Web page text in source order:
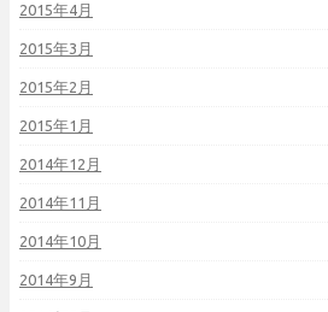
2015年4月
2015年3月
2015年2月
2015年1月
2014年12月
2014年11月
2014年10月
2014年9月